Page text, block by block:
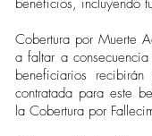
beneficios, incluyendo
Cobertura por Muerte
a faltar a
beneficiarios
contratada para este
la Cobertura por